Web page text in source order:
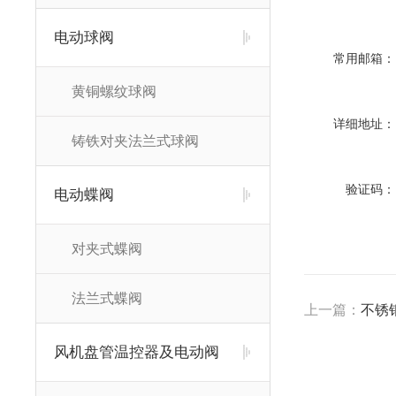
电动球阀
黄铜螺纹球阀
铸铁对夹法兰式球阀
电动蝶阀
对夹式蝶阀
法兰式蝶阀
风机盘管温控器及电动阀
常用邮箱：
详细地址：
验证码：
上一篇： 不锈